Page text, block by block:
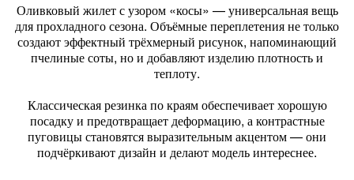
Оливковый жилет с узором «косы» — универсальная вещь
для прохладного сезона. Объёмные переплетения не только
создают эффектный трёхмерный рисунок, напоминающий
пчелиные соты, но и добавляют изделию плотность и
теплоту.
Классическая резинка по краям обеспечивает хорошую
посадку и предотвращает деформацию, а контрастные
пуговицы становятся выразительным акцентом — они
подчёркивают дизайн и делают модель интереснее.